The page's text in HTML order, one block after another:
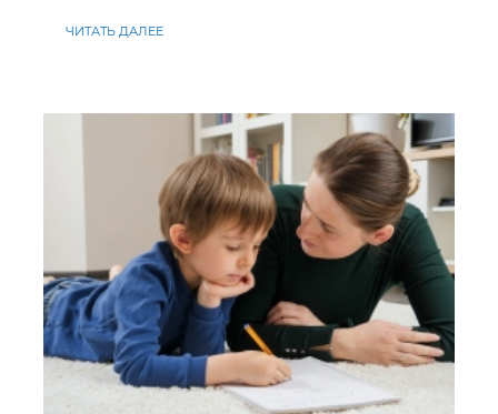
ЧИТАТЬ ДАЛЕЕ